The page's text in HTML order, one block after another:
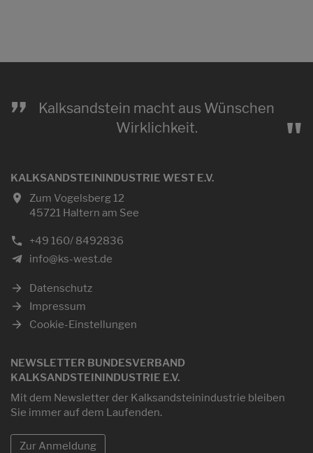
„
Kalksandstein macht aus Wünschen
Wirklichkeit.
"
KALKSANDSTEININDUSTRIE WEST E.V.
Zum Vogelsberg 12
45721 Haltern am See
+49 160/ 8492836
info@ks-west.de
Datenschutz
Impressum
Cookie-Einstellungen
NEWSLETTER BUNDESVERBAND
KALKSANDSTEININDUSTRIE E.V.
Mit dem Newsletter der Kalksandsteinindustrie bleiben
Sie immer auf dem Laufenden.
Zur Anmeldung